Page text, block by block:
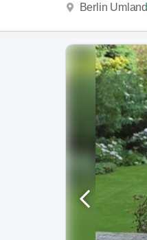
Berlin Umland